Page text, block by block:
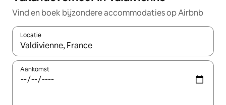
Vind en boek bijzondere accommodaties op Airbnb
Locatie
Wanneer er suggesties beschikbaar zijn, maak je een keuze
Aankomst